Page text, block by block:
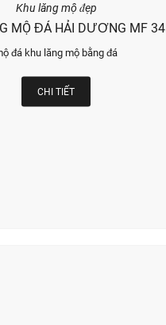
Khu lăng mộ đẹp
MỘ ĐÁ HẢI DƯƠNG MF 34
đá khu lăng mộ bằng đá
CHI TIẾT